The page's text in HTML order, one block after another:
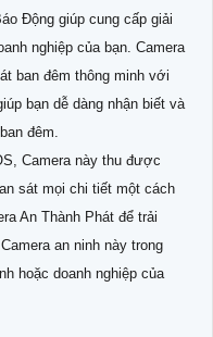
Động giúp cung cấp giải
nghiệp của bạn. Camera
ban đêm thông minh với
bạn dễ dàng nhận biết và
đêm.
Camera này thu được
sát mọi chi tiết một cách
An Thành Phát để trải
an ninh này trong
hoặc doanh nghiệp của